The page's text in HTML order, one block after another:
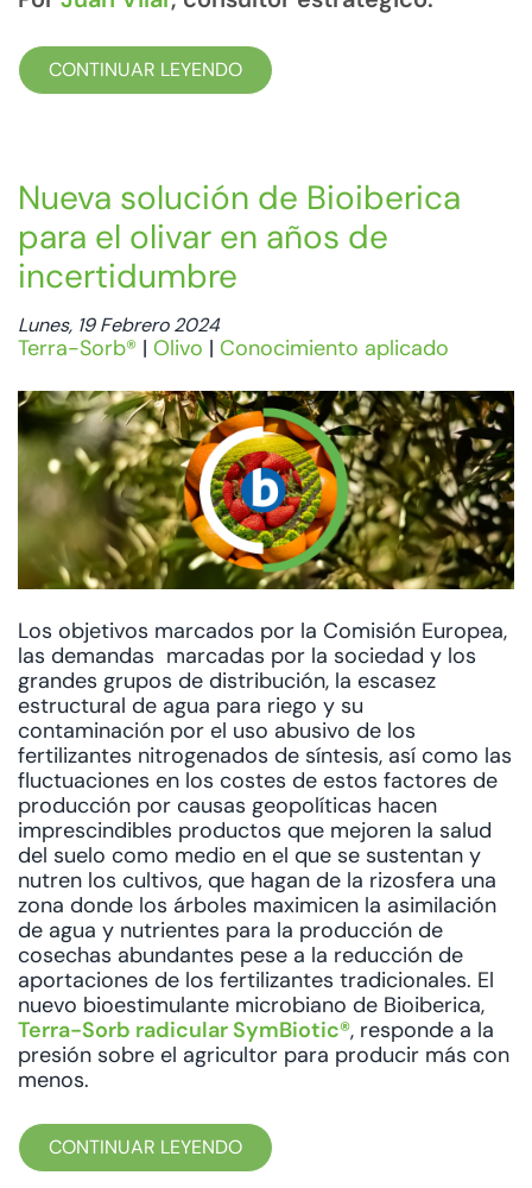
CONTINUAR LEYENDO
Nueva solución de Bioiberica
para el olivar en años de
incertidumbre
Lunes, 19 Febrero 2024
Terra-Sorb® | Olivo | Conocimiento aplicado
Los objetivos marcados por la Comisión Europea,
las demandas marcadas por la sociedad y los
grandes grupos de distribución, la escasez
estructural de agua para riego y su
contaminación por el uso abusivo de los
fertilizantes nitrogenados de síntesis, así como las
fluctuaciones en los costes de estos factores de
producción por causas geopolíticas hacen
imprescindibles productos que mejoren la salud
del suelo como medio en el que se sustentan y
nutren los cultivos, que hagan de la rizosfera una
zona donde los árboles maximicen la asimilación
de agua y nutrientes para la producción de
cosechas abundantes pese a la reducción de
aportaciones de los fertilizantes tradicionales. El
nuevo bioestimulante microbiano de Bioiberica,
Terra-Sorb radicular SymBiotic®, responde a la
presión sobre el agricultor para producir más con
menos.
CONTINUAR LEYENDO